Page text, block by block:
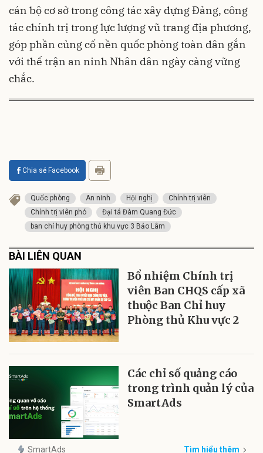
cán bộ cơ sở trong công tác xây dựng Đảng, công
tác chính trị trong lực lượng vũ trang địa phương,
góp phần củng cố nền quốc phòng toàn dân gắn
với thế trận an ninh Nhân dân ngày càng vững
chắc.
Chia sẻ Facebook
Quốc phòng An ninh Hội nghị
Chính trị viên
Chính trị viên phó
Đại tá Đàm Quang Đức
ban chỉ huy phòng thủ khu vực 3 Bảo Lâm
BÀI LIÊN QUAN
Bổ nhiệm Chính trị
viên Ban CHQS cấp xã
thuộc Ban Chỉ huy
Phòng thủ Khu vực 2
Các chỉ số quảng cáo
trong trình quản lý của
SmartAds
SmartAds Tìm hiểu thêm